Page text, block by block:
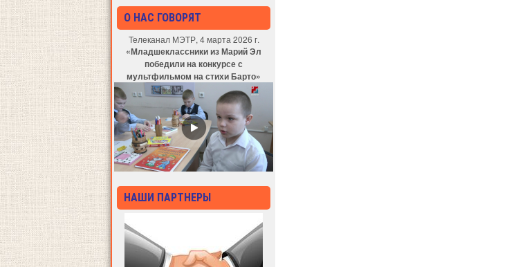
О НАС ГОВОРЯТ
Телеканал МЭТР, 4 марта 2026 г.
«Младшеклассники из Марий Эл
победили на конкурсе с
мультфильмом на стихи Барто»
НАШИ ПАРТНЕРЫ